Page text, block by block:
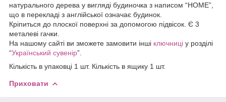
натурального дерева у вигляді будиночка з написом “HOME”,
що в перекладі з англійської означає будинок.
Кріпиться до плоскої поверхні за допомогою підвісок. Є 3
металеві гачки.
На нашому сайті ви зможете замовити інші ключниці у розділі
“Український сувенір”.
Кількість в упаковці 1 шт. Кількість в ящику 1 шт.
Приховати